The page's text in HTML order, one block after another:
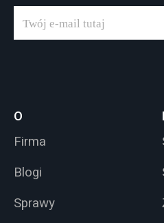
O
Firma
Blogi
Sprawy